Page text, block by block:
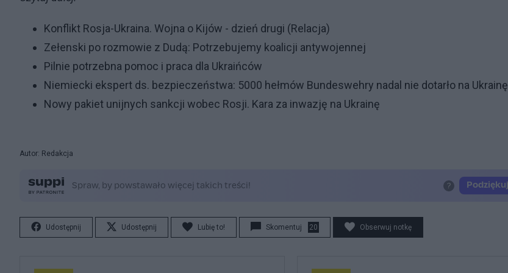
Konflikt Rosja-Ukraina. Wojna o Kijów - dzień drugi (Relacja)
Zełenski po rozmowie z Dudą: Potrzebujemy koalicji antywojennej
Pilnie potrzebna pomoc i praca dla Ukraińców
Niemiecki ekspert ds. bezpieczeństwa: 5000 hełmów Bundeswehry nadal nie dotarło na Ukrainę
Nowy pakiet unijnych sankcji wobec Rosji. Kara za inwazję na Ukrainę
Autor: Redakcja
Udostępnij Udostępnij Lubię to! Skomentuj 20 Obserwuj notkę